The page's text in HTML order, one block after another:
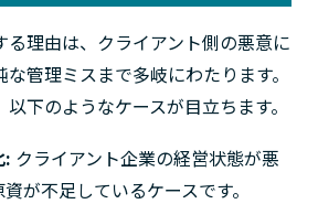
理由は、クライアント側の悪意に
管理ミスまで多岐にわたります。
下のようなケースが目立ちます。
: クライアント企業の経営状態が悪
が不足しているケースです。